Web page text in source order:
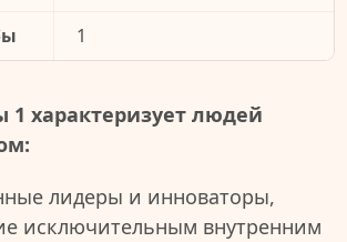
1
1 характеризует людей
лидеры и инноваторы,
исключительным внутренним